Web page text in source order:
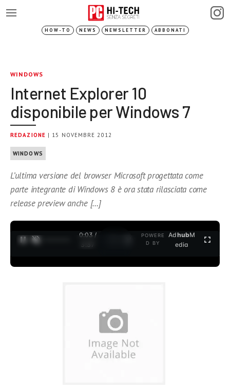
HOW-TO NEWS NEWSLETTER ABBONATI
WINDOWS
Internet Explorer 10
disponibile per Windows 7
REDAZIONE | 15 NOVEMBRE 2012
WINDOWS
L’ultima versione del browser Microsoft progettata come
parte integrante di Windows 8 è ora stata rilasciata come
release preview anche […]
0:04 /
3:37
POWERE
D BY
AdhubM
edia